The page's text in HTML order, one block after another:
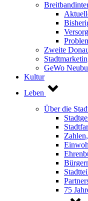
Zweite
GeWo
Kultur
Leben
Über die
75